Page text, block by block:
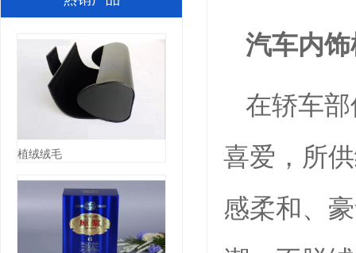
汽车内
在轿车
喜爱，所
感柔和、
植绒绒毛